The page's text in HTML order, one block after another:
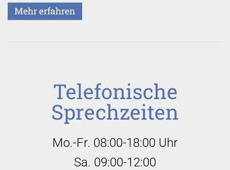
Mehr erfahren
Telefonische
Sprechzeiten
Mo.-Fr. 08:00-18:00 Uhr
Sa. 09:00-12:00